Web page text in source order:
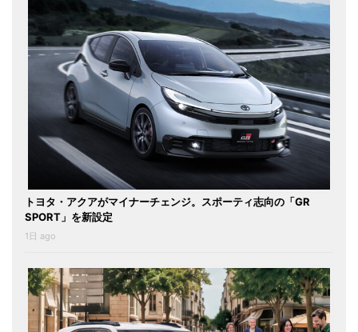
トヨタ・アクアがマイナーチェンジ。スポーティ志向の「GR
SPORT」を新設定
1日 ago